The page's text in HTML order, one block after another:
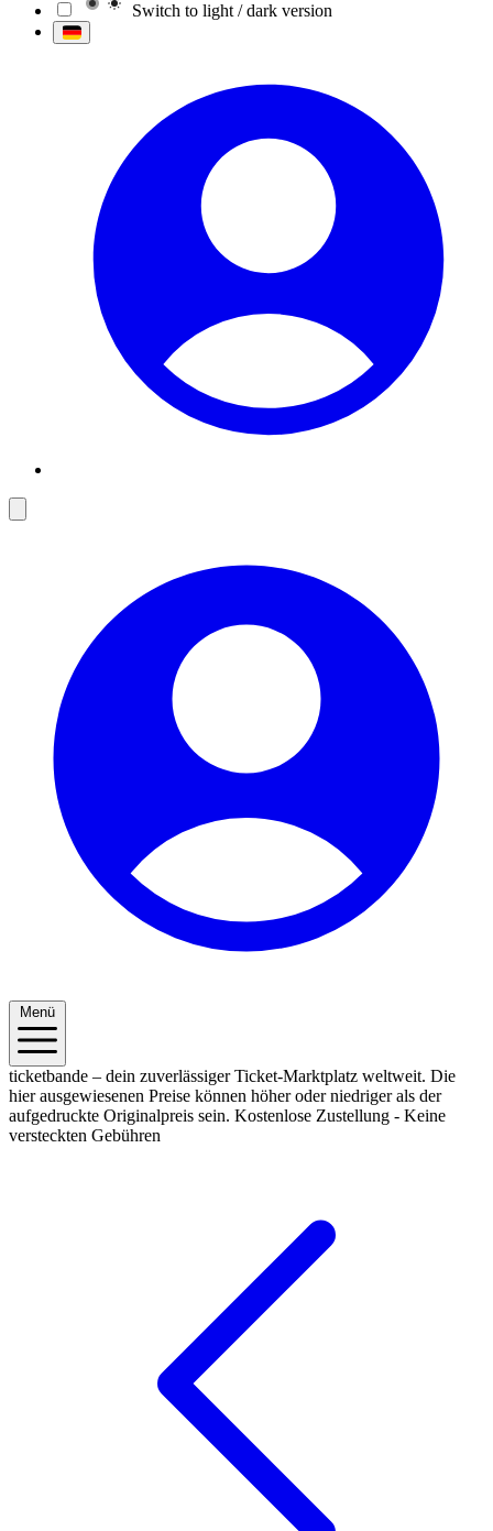
Switch to light / dark version
Menü
ticketbande – dein zuverlässiger Ticket-Marktplatz weltweit. Die
hier ausgewiesenen Preise können höher oder niedriger als der
aufgedruckte Originalpreis sein. Kostenlose Zustellung - Keine
versteckten Gebühren